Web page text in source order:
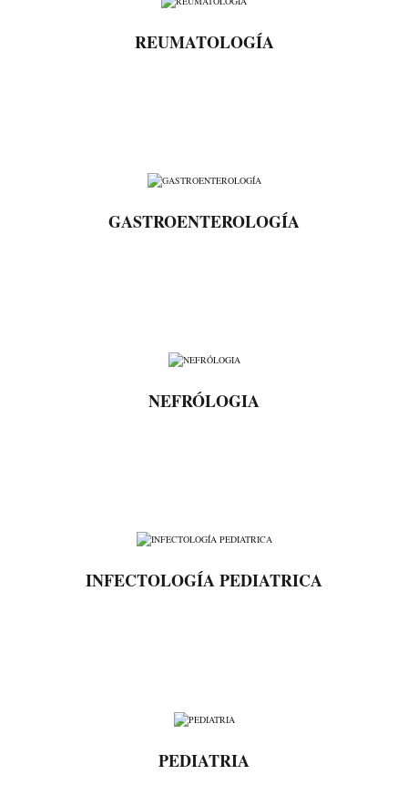
REUMATOLOGÍA
GASTROENTEROLOGÍA
NEFRÓLOGIA
INFECTOLOGÍA PEDIATRICA
PEDIATRIA